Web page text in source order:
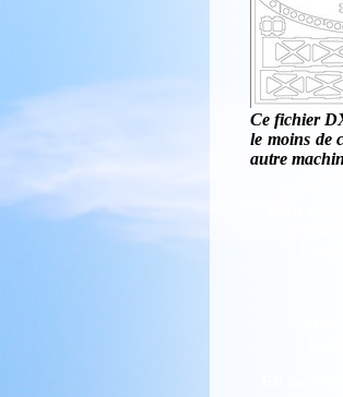
Ce fichier
le moins de
autre